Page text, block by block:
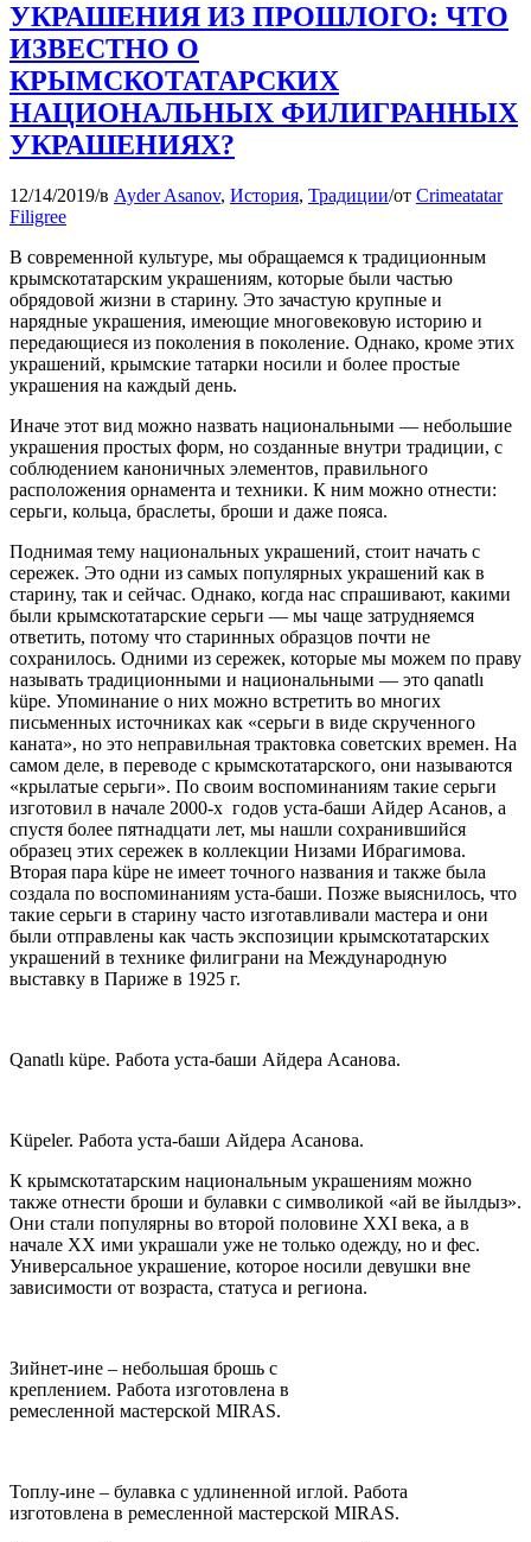
УКРАШЕНИЯ ИЗ ПРОШЛОГО: ЧТО
ИЗВЕСТНО О
КРЫМСКОТАТАРСКИХ
НАЦИОНАЛЬНЫХ ФИЛИГРАННЫХ
УКРАШЕНИЯХ?
12/14/2019/в Ayder Asanov, История, Традиции/от Crimeatatar
Filigree
В современной культуре, мы обращаемся к традиционным
крымскотатарским украшениям, которые были частью
обрядовой жизни в старину. Это зачастую крупные и
нарядные украшения, имеющие многовековую историю и
передающиеся из поколения в поколение. Однако, кроме этих
украшений, крымские татарки носили и более простые
украшения на каждый день.
Иначе этот вид можно назвать национальными — небольшие
украшения простых форм, но созданные внутри традиции, с
соблюдением каноничных элементов, правильного
расположения орнамента и техники. К ним можно отнести:
серьги, кольца, браслеты, броши и даже пояса.
Поднимая тему национальных украшений, стоит начать с
сережек. Это одни из самых популярных украшений как в
старину, так и сейчас. Однако, когда нас спрашивают, какими
были крымскотатарские серьги — мы чаще затрудняемся
ответить, потому что старинных образцов почти не
сохранилось. Одними из сережек, которые мы можем по праву
называть традиционными и национальными — это qanatlı
küре. Упоминание о них можно встретить во многих
письменных источниках как «серьги в виде скрученного
каната», но это неправильная трактовка советских времен. На
самом деле, в переводе с крымскотатарского, они называются
«крылатые серьги». По своим воспоминаниям такие серьги
изготовил в начале 2000-х годов уста-баши Айдер Асанов, а
спустя более пятнадцати лет, мы нашли сохранившийся
образец этих сережек в коллекции Низами Ибрагимова.
Вторая пара küре не имеет точного названия и также была
создала по воспоминаниям уста-баши. Позже выяснилось, что
такие серьги в старину часто изготавливали мастера и они
были отправлены как часть экспозиции крымскотатарских
украшений в технике филиграни на Международную
выставку в Париже в 1925 г.
Qanatlı küрe. Работа уста-баши Айдера Асанова.
Küрeler. Работа уста-баши Айдера Асанова.
К крымскотатарским национальным украшениям можно
также отнести броши и булавки с символикой «ай ве йылдыз».
Они стали популярны во второй половине XXI века, а в
начале ХХ ими украшали уже не только одежду, но и фес.
Универсальное украшение, которое носили девушки вне
зависимости от возраста, статуса и региона.
Зийнет-ине – небольшая брошь с
креплением. Работа изготовлена в
ремесленной мастерской MIRAS.
Топлу-ине – булавка с удлиненной иглой. Работа
изготовлена в ремесленной мастерской MIRAS.